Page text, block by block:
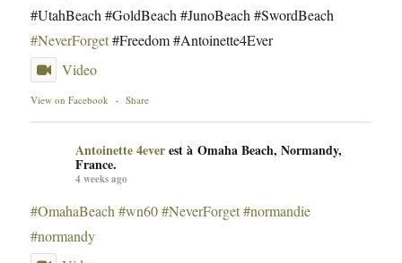
#UtahBeach #GoldBeach #JunoBeach #SwordBeach
#NeverForget#Freedom #Antoinette4Ever
Video
View on Facebook · Share
Antoinette 4ever est à Omaha Beach, Normandy,
France.
4 weeks ago
#OmahaBeach #wn60 #NeverForget #normandie
#normandy